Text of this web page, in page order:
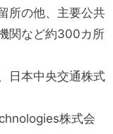
所の他、主要公共
関など約300カ所
日本中央交通株式
株式会